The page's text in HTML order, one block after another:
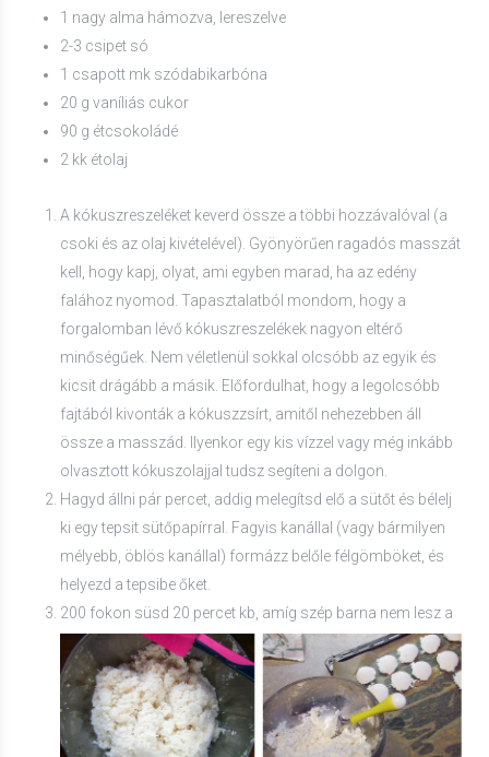
1 nagy alma hámozva, lereszelve
2-3 csipet só
1 csapott mk szódabikarbóna
20 g vaníliás cukor
90 g étcsokoládé
2 kk étolaj
A kókuszreszeléket keverd össze a többi hozzávalóval (a
csoki és az olaj kivételével). Gyönyörűen ragadós masszát
kell, hogy kapj, olyat, ami egyben marad, ha az edény
falához nyomod. Tapasztalatból mondom, hogy a
forgalomban lévő kókuszreszelékek nagyon eltérő
minőségűek. Nem véletlenül sokkal olcsóbb az egyik és
kicsit drágább a másik. Előfordulhat, hogy a legolcsóbb
fajtából kivonták a kókuszzsírt, amitől nehezebben áll
össze a masszád. Ilyenkor egy kis vízzel vagy még inkább
olvasztott kókuszolajjal tudsz segíteni a dolgon.
Hagyd állni pár percet, addig melegítsd elő a sütőt és bélelj
ki egy tepsit sütőpapírral. Fagyis kanállal (vagy bármilyen
mélyebb, öblös kanállal) formázz belőle félgömböket, és
helyezd a tepsibe őket.
200 fokon süsd 20 percet kb, amíg szép barna nem lesz a